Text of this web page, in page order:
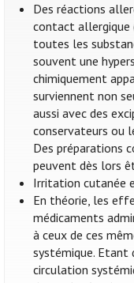
Des réactions
contact allergique
toutes les
souvent une
chimiquement
surviennent non
aussi avec des
conservateurs ou
Des préparations
peuvent dès lors
Irritation cutanée
En théorie, les
médicaments
à ceux de ces
systémique.
circulation